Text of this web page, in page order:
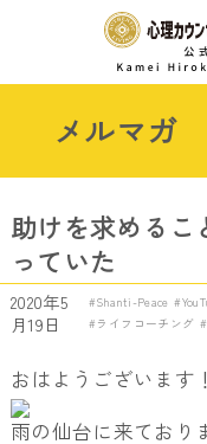
メルマガ
助けを求めるこ
っていた
2020年5
月19日
Shanti-Peace
ライフコーチング
おはようございます
雨の仙台に来ており